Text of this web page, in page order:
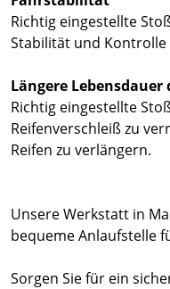
Richtig eingestellte
Stabilität und Kontrolle
Längere Lebensdauer
Richtig eingestellte
Reifenverschleiß zu
Reifen zu verlängern.
Unsere Werkstatt in
bequeme Anlaufstelle
Sorgen Sie für ein